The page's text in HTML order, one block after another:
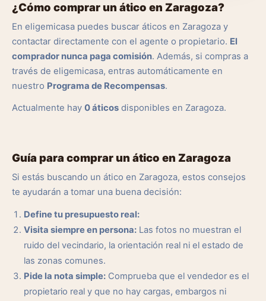
¿Cómo comprar un ático en Zaragoza?
En eligemicasa puedes buscar áticos en Zaragoza y
contactar directamente con el agente o propietario. El
comprador nunca paga comisión. Además, si compras a
través de eligemicasa, entras automáticamente en
nuestro Programa de Recompensas.
Actualmente hay 0 áticos disponibles en Zaragoza.
Guía para comprar un ático en Zaragoza
Si estás buscando un ático en Zaragoza, estos consejos
te ayudarán a tomar una buena decisión:
Define tu presupuesto real:
Visita siempre en persona: Las fotos no muestran el
ruido del vecindario, la orientación real ni el estado de
las zonas comunes.
Pide la nota simple: Comprueba que el vendedor es el
propietario real y que no hay cargas, embargos ni